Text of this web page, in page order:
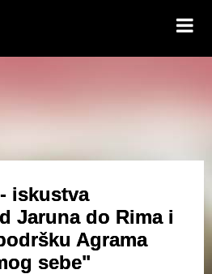
iskustva
Jaruna do Rima i
Agrama
sebe"